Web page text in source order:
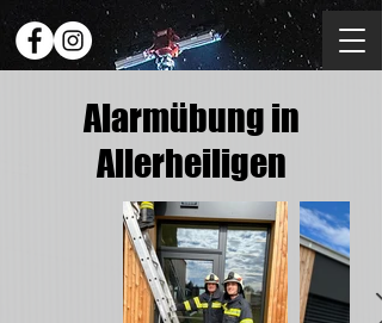
Alarmübung in
Allerheiligen